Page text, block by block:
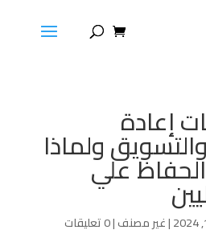
إعادة
ولماذا
علي
|غير مصنف|0 تعليقات